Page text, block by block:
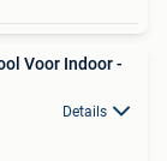
Voor Indoor -
Details